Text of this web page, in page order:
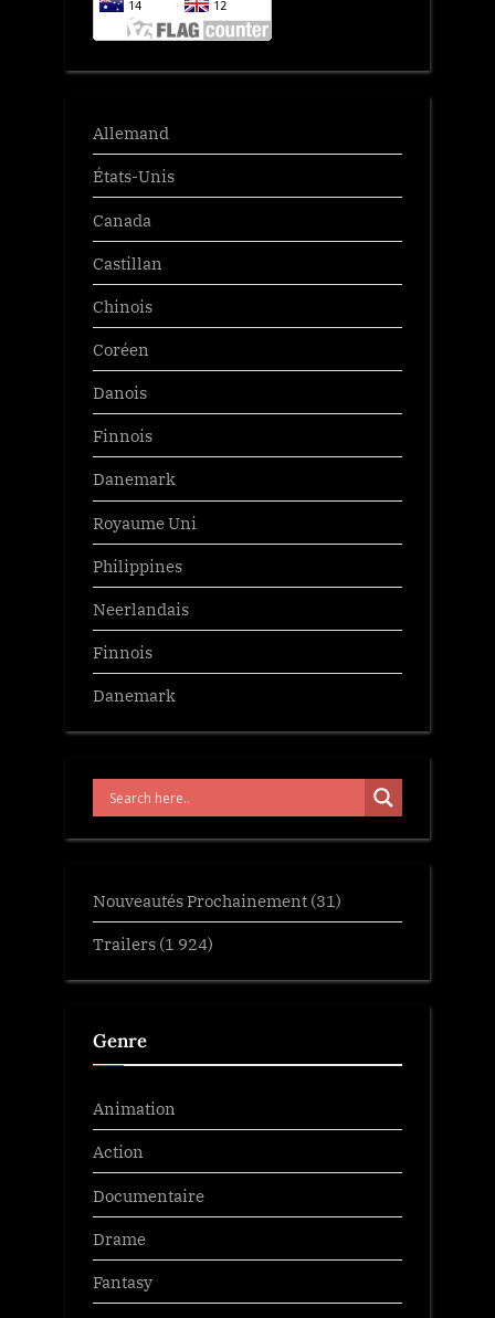
Allemand
États-Unis
Canada
Castillan
Chinois
Coréen
Danois
Finnois
Danemark
Royaume Uni
Philippines
Neerlandais
Finnois
Danemark
Nouveautés Prochainement (31)
Trailers (1 924)
Genre
Animation
Action
Documentaire
Drame
Fantasy